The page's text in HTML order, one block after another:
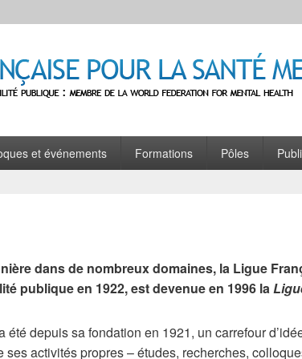
pour la Santé
et événements Formations Pôles
dans de nombreux domaines, la Ligue
publique en 1922, est devenue en 1996 la
été depuis sa fondation en 1921, un carrefour
ses activités propres – études, recherches,